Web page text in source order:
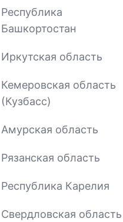
Республика
Башкортостан
Иркутская область
Кемеровская область
(Кузбасс)
Амурская область
Рязанская область
Республика Карелия
Свердловская область